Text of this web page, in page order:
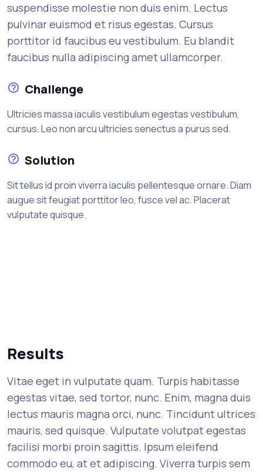
suspendisse molestie non duis enim. Lectus
pulvinar euismod et risus egestas. Cursus
porttitor id faucibus eu vestibulum. Eu blandit
faucibus nulla adipiscing amet ullamcorper.
Challenge
Ultricies massa iaculis vestibulum egestas vestibulum,
cursus. Leo non arcu ultricies senectus a purus sed.
Solution
Sit tellus id proin viverra iaculis pellentesque ornare. Diam
augue sit feugiat porttitor leo, fusce vel ac. Placerat
vulputate quisque.
Results
Vitae eget in vulputate quam. Turpis habitasse
egestas vitae, sed tortor, nunc. Enim, magna duis
lectus mauris magna orci, nunc. Tincidunt ultrices
mauris, sed quisque. Vulputate volutpat egestas
facilisi morbi proin sagittis. Ipsum eleifend
commodo eu, at et adipiscing. Viverra turpis sem